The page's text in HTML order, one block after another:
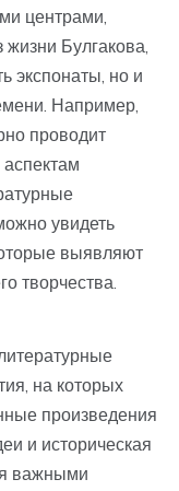
центрами,
Булгакова,
экспонаты, но и
Например,
проводит
увидеть
выявляют
творчества.
на которых
произведения
и историческая
важными